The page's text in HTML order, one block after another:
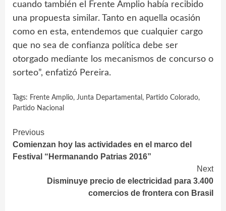
cuando también el Frente Amplio había recibido
una propuesta similar. Tanto en aquella ocasión
como en esta, entendemos que cualquier cargo
que no sea de confianza política debe ser
otorgado mediante los mecanismos de concurso o
sorteo”, enfatizó Pereira.
Tags: Frente Amplio, Junta Departamental , Partido Colorado,
Partido Nacional
Continue
Reading
Previous
Comienzan hoy las actividades en el marco del
Festival “Hermanando Patrias 2016”
Next
Disminuye precio de electricidad para 3.400
comercios de frontera con Brasil